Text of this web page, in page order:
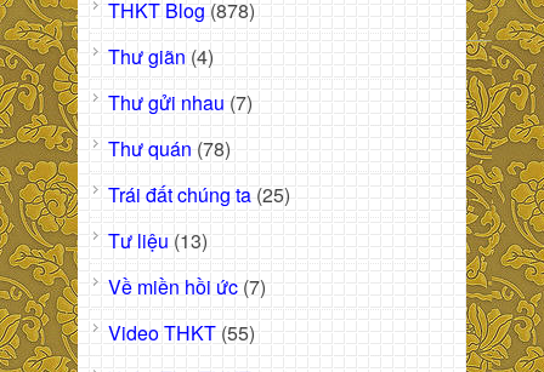
THKT Blog (878)
Thư giãn (4)
Thư gửi nhau (7)
Thư quán (78)
Trái đất chúng ta (25)
Tư liệu (13)
Về miền hồi ức (7)
Video THKT (55)